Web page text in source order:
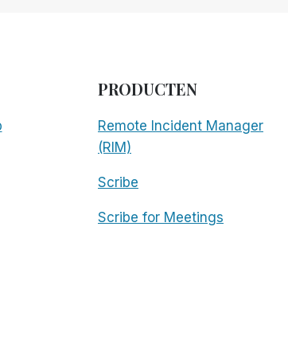
PRODUCTEN
Remote Incident Manager
(RIM)
Scribe
Scribe for Meetings